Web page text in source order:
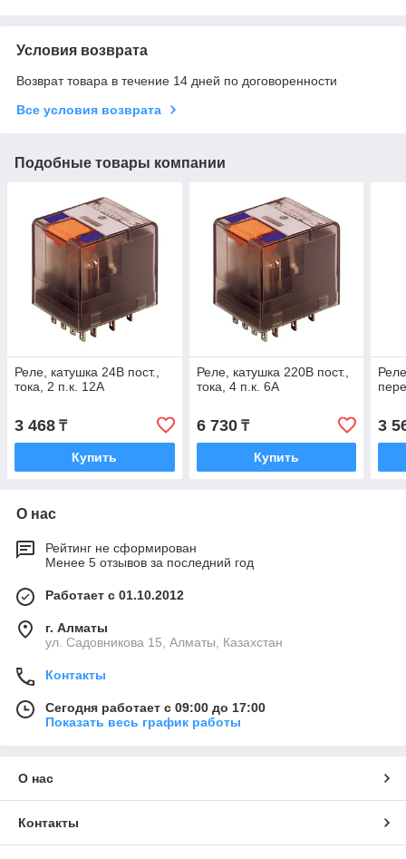
Условия возврата
Возврат товара в течение 14 дней по договоренности
Все условия возврата
Подобные товары компании
Реле, катушка 24В пост.,
тока, 2 п.к. 12А
3 468 ₸
Купить
Реле, катушка 220В пост.,
тока, 4 п.к. 6А
6 730₸
Купить
3
О нас
Рейтинг не сформирован
Менее 5 отзывов за последний год
Работает с 01.10.2012
г. Алматы
ул. Садовникова 15, Алматы, Казахстан
Контакты
Сегодня работает с 09:00 до 17:00
Показать весь график работы
О нас
Контакты